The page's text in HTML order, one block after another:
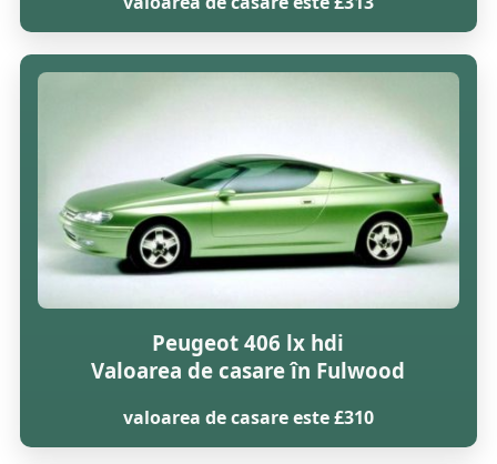
Peugeot 406 lx hdi
Valoarea de casare în Fulwood
valoarea de casare este £310